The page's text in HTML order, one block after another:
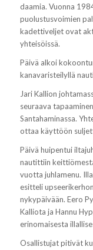
daamia. Vuonna
puolustusvoimien
kadettiveljet ovat
yhteisöissä.
Päivä alkoi
kanavaristeilyllä
Jari Kallion
seuraava
Santahaminassa.
ottaa käyttöön
Päivä huipentui
nautittiin
vuotta juhlamenu.
esitteli
nykypäivään. Eero
Kalliota ja Hannu
erinomaisesta
Osallistujat pitivät